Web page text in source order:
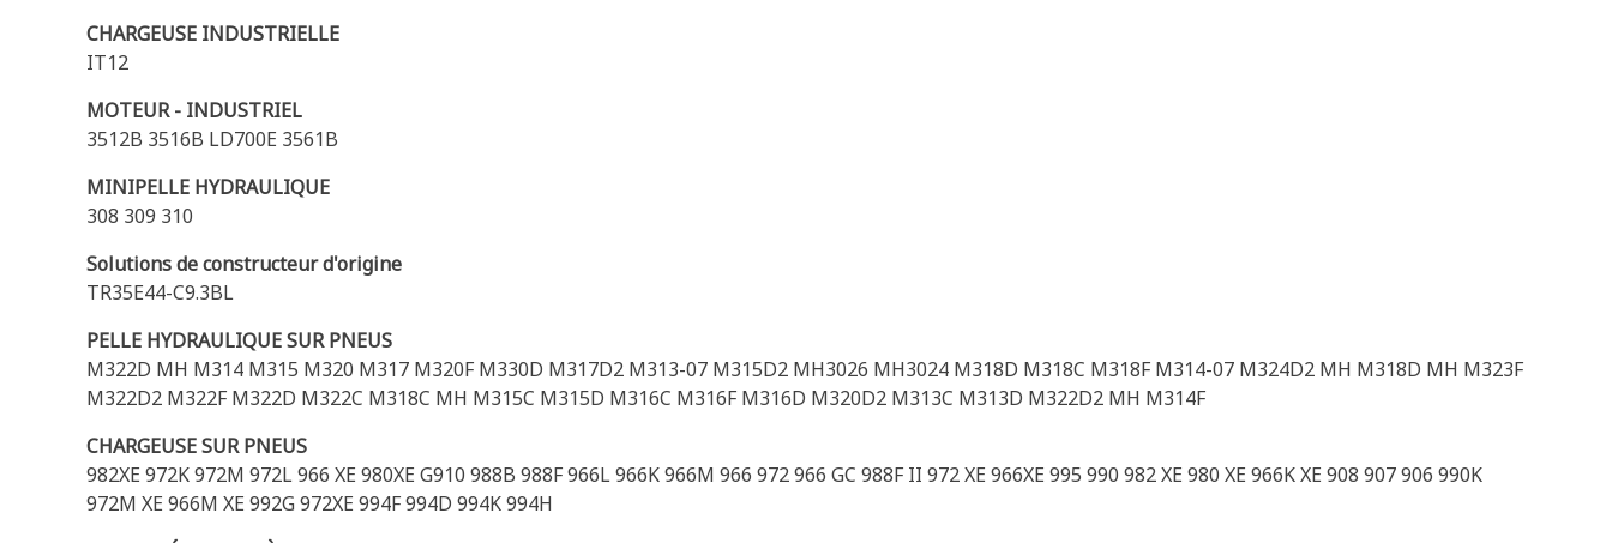
CHARGEUSE INDUSTRIELLE
IT12
MOTEUR - INDUSTRIEL
3512B 3516B LD700E 3561B
MINIPELLE HYDRAULIQUE
308 309 310
Solutions de constructeur d'origine
TR35E44-C9.3BL
PELLE HYDRAULIQUE SUR PNEUS
M322D MH M314 M315 M320 M317 M320F M330D M317D2 M313-07 M315D2 MH3026 MH3024 M318D M318C M318F M314-07 M324D2 MH M318D MH M323F
M322D2 M322F M322D M322C M318C MH M315C M315D M316C M316F M316D M320D2 M313C M313D M322D2 MH M314F
CHARGEUSE SUR PNEUS
982XE 972K 972M 972L 966 XE 980XE G910 988B 988F 966L 966K 966M 966 972 966 GC 988F II 972 XE 966XE 995 990 982 XE 980 XE 966K XE 908 907 906 990K
972M XE 966M XE 992G 972XE 994F 994D 994K 994H